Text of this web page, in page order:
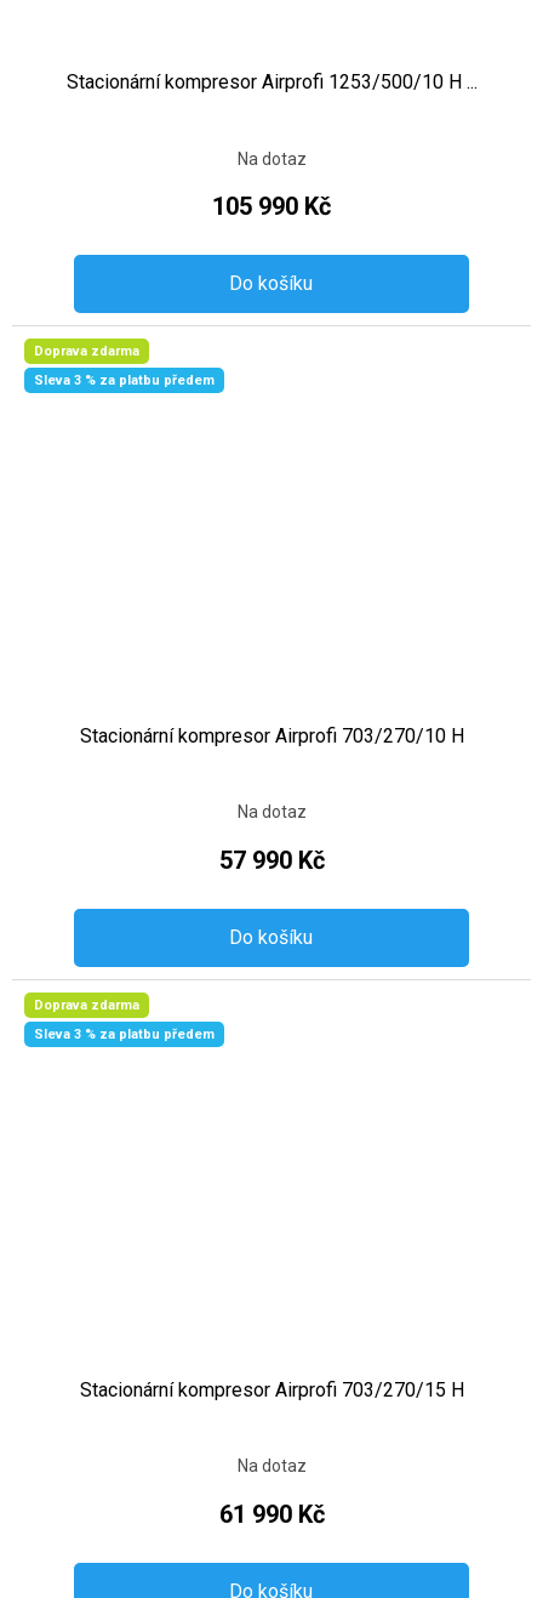
Stacionární kompresor Airprofi 1253/500/10 H ...
Na dotaz
105 990 Kč
Do košíku
Doprava zdarma
Sleva 3 % za platbu předem
Stacionární kompresor Airprofi 703/270/10 H
Na dotaz
57 990 Kč
Do košíku
Doprava zdarma
Sleva 3 % za platbu předem
Stacionární kompresor Airprofi 703/270/15 H
Na dotaz
61 990 Kč
Do košíku